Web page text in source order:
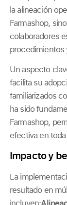
la alineación
Farmashop,
colaboradores
procedimientos
Un aspecto
facilita su
familiarizados
ha sido
Farmashop,
efectiva en
Impacto y
La
resultado en
incluyen: